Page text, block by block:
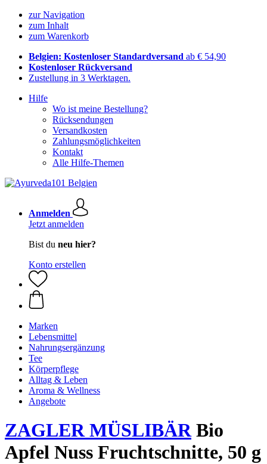
zur Navigation
zum Inhalt
zum Warenkorb
Belgien: Kostenloser Standardversand ab € 54,90
Kostenloser Rückversand
Zustellung in 3 Werktagen.
Hilfe
Wo ist meine Bestellung?
Rücksendungen
Versandkosten
Zahlungsmöglichkeiten
Kontakt
Alle Hilfe-Themen
Anmelden
Jetzt anmelden
Bist du neu hier?
Konto erstellen
Marken
Lebensmittel
Nahrungsergänzung
Tee
Körperpflege
Alltag & Leben
Aroma & Wellness
Angebote
ZAGLER MÜSLIBÄRBio
Apfel Nuss Fruchtschnitte, 50 g